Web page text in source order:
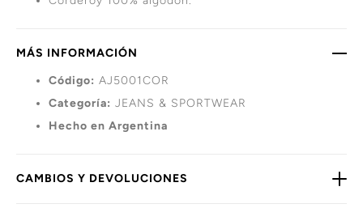
MÁS INFORMACIÓN
Código: AJ5001COR
Categoría: JEANS & SPORTWEAR
Hecho en Argentina
CAMBIOS Y DEVOLUCIONES